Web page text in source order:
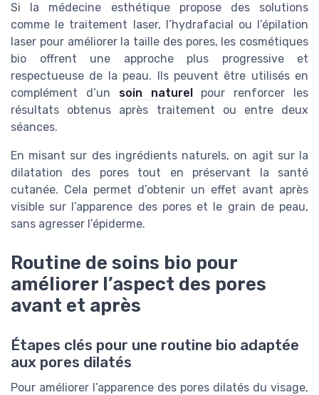
Si la médecine esthétique propose des solutions
comme le traitement laser, l’hydrafacial ou l’épilation
laser pour améliorer la taille des pores, les cosmétiques
bio offrent une approche plus progressive et
respectueuse de la peau. Ils peuvent être utilisés en
complément d’un soin naturel
pour renforcer les
résultats obtenus après traitement ou entre deux
séances.
En misant sur des ingrédients naturels, on agit sur la
dilatation des pores tout en préservant la santé
cutanée. Cela permet d’obtenir un effet avant après
visible sur l’apparence des pores et le grain de peau,
sans agresser l’épiderme.
Routine de soins bio pour
améliorer l’aspect des pores
avant et après
Étapes clés pour une routine bio adaptée
aux pores dilatés
Pour améliorer l’apparence des pores dilatés du visage,